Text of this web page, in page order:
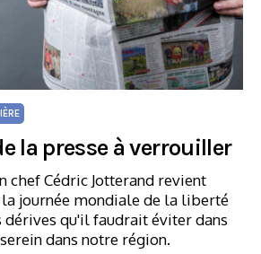
la presse à verrouiller
chef Cédric Jotterand revient
journée mondiale de la liberté
dérives qu'il faudrait éviter dans
dans notre région.